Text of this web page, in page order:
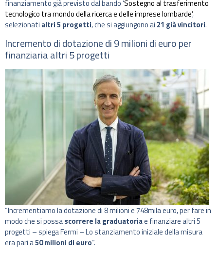
finanziamento già previsto dal bando ‘Sostegno al trasferimento
tecnologico tra mondo della ricerca e delle imprese lombarde’,
selezionati altri 5 progetti, che si aggiungono ai 21 già vincitori.
Incremento di dotazione di 9 milioni di euro per
finanziaria altri 5 progetti
“Incrementiamo la dotazione di 8 milioni e 748mila euro, per fare in
modo che si possascorrere la graduatoriae finanziare altri 5
progetti – spiega Fermi – Lo stanziamento iniziale della misura
era pari a50 milioni di euro“.